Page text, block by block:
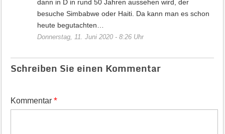
dann in D in rund 50 Jahren aussehen wird, der
besuche Simbabwe oder Haiti. Da kann man es schon
heute begutachten…
Donnerstag, 11. Juni 2020 - 8:26 Uhr
Schreiben Sie einen Kommentar
Kommentar *